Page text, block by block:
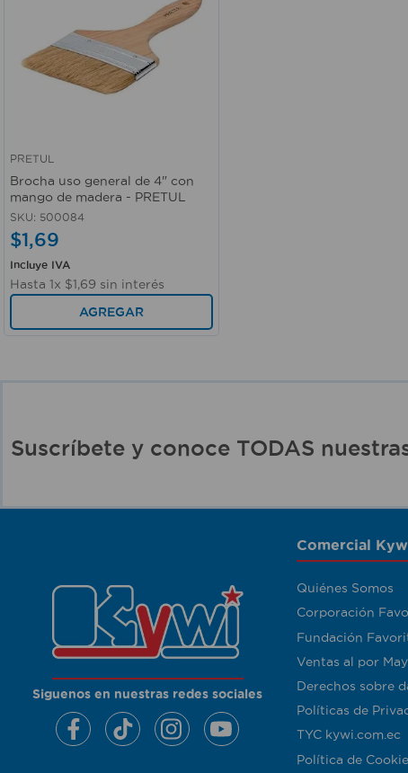
PRETUL
Brocha uso general de 4" con
mango de madera - PRETUL
SKU: 500084
$1,69
Incluye IVA
Hasta 1x $1,69 sin interés
AGREGAR
Suscríbete y conoce TODAS
Siguenos en nuestras redes sociales
Comercial
Quiénes Somos
Corporación
Fundación
Ventas al por
Derechos sobre
Políticas de
TYC kywi.com.ec
Política de